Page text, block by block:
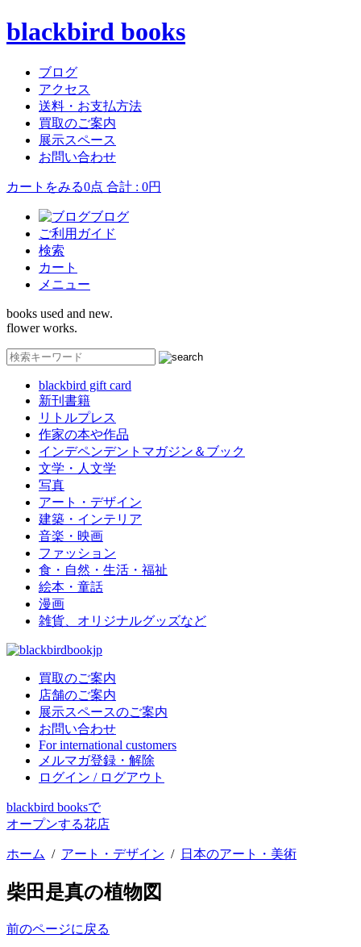
blackbird books
ブログ
アクセス
送料・お支払方法
買取のご案内
展示スペース
お問い合わせ
カートをみる0点 合計 : 0円
ブログ
ご利用ガイド
検索
カート
メニュー
books used and new.
flower works.
blackbird gift card
新刊書籍
リトルプレス
作家の本や作品
インデペンデントマガジン＆ブック
文学・人文学
写真
アート・デザイン
建築・インテリア
音楽・映画
ファッション
食・自然・生活・福祉
絵本・童話
漫画
雑貨、オリジナルグッズなど
買取のご案内
店舗のご案内
展示スペースのご案内
お問い合わせ
For international customers
メルマガ登録・解除
ログイン / ログアウト
blackbird booksで
オープンする花店
ホーム / アート・デザイン / 日本のアート・美術
柴田是真の植物図
前のページに戻る